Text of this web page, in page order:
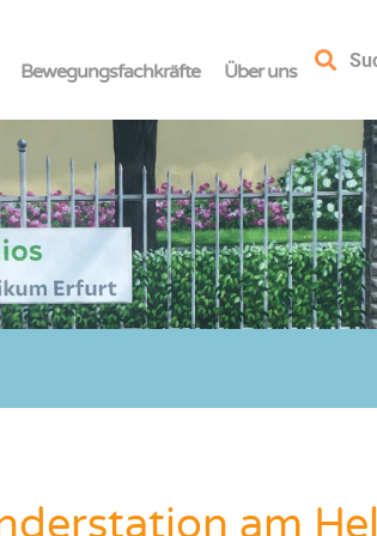
Bewegungsfachkräfte Über uns
am